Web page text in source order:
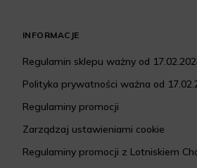
INFORMACJE
Regulamin sklepu ważny od
Polityka prywatności ważna od
Regulaminy promocji
Zarządzaj ustawieniami cookie
Regulaminy promocji z Lotniskiem